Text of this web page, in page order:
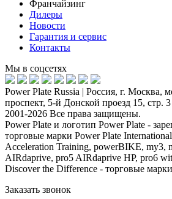
Франчайзинг
Дилеры
Новости
Гарантия и сервис
Контакты
Мы в соцсетях
Power Plate Russia | Россия, г. Москва,
проспект, 5-й Донской проезд 15, стр.
2001-2026 Все права защищены.
Power Plate и логотип Power Plate -
торговые марки Power Plate
Acceleration Training, powerBIKE, my3,
AIRdaprive, pro5 AIRdaprive HP, pro6
Discover the Difference - торговые
Заказать звонок